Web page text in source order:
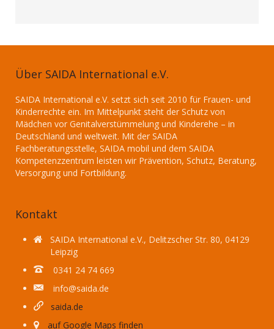
Über SAIDA International e.V.
SAIDA International e.V. setzt sich seit 2010 für Frauen- und
Kinderrechte ein. Im Mittelpunkt steht der Schutz von
Mädchen vor Genitalverstümmelung und Kinderehe – in
Deutschland und weltweit. Mit der SAIDA
Fachberatungsstelle, SAIDA mobil und dem SAIDA
Kompetenzzentrum leisten wir Prävention, Schutz, Beratung,
Versorgung und Fortbildung.
Kontakt
SAIDA International e.V., Delitzscher Str. 80, 04129
Leipzig
0341 24 74 669
info@saida.de
saida.de
auf Google Maps finden